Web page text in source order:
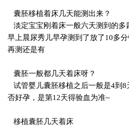
囊胚移植着床几天能测出来？
淡定宝宝刚着床一般六天测到的多
早上晨尿秀儿早孕测到了放了10多
再测还是有
囊胚一般都几天着床呀？
试管婴儿囊胚移植之后一般是4到8
否好孕，是第12天得验血为准~
移植囊胚几天着床